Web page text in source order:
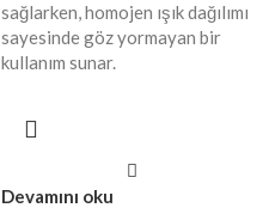
sağlarken, homojen ışık dağılımı
sayesinde göz yormayan bir
kullanım sunar.
Devamını oku